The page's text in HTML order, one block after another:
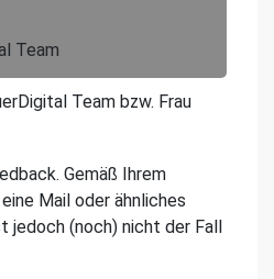
Team
Team bzw. Frau
Gemäß Ihrem
Mail oder ähnliches
jedoch (noch) nicht der Fall